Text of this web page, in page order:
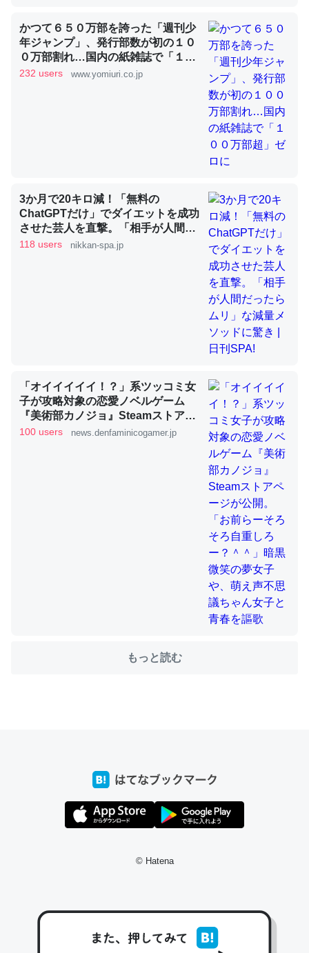
これを元に考えるとカルシウムを大量に使う脊椎動物と貝
類は苦労してるんだな…。腹足類だと殻を無くしてナメク
─ニュース :: 【研究発表】昆虫学の大問題＝「昆虫はなぜ海にいな
ウチもEchoを実家に置いて４年。でたまに覗いてる。ぼ
ちぼちRingも置こうかと画策中。あと、Googleマップで
位置情報を共有してる。電池残量や充電中かが分かるので
─たまにLINEするくらいだった遠方の父67歳と僕。ITツール導入で
コミュニケーションが劇的に変化した｜tayorini by LIFULL介護
ちょうど同じ理由でEcho Show 8を設定中でした。Prime
とかSpotifyを支払う孝行もできる。一生で親と会える残
り時間を日数にすると1週間とかの人が多いそうだけど、
それを実質100倍以上に伸ばす効果があるはず……
─たまにLINEするくらいだった遠方の父67歳と僕。ITツール導入で
コミュニケーションが劇的に変化した｜tayorini by LIFULL介護
私も3年前ぐらいに祖母の家に設置した。ポケットWifiみ
たいなのでネット環境作ったけどAlexaしか使わないので
https://toyoshi.hatenablog.com/entry/2019/05/15/1805
コミュニケーションが劇的に変化した｜tayorini by LIFULL介護
で、気になる場合はにんにくだけ加熱してから加えたりガ
─野菜が止まらなくなる南フランス発祥の万能ソース「アイオリソ
ース」の作り方をビストロ居酒屋のシェフに聞いてみた - メシ通 | ホ
スペインにもアリオリソースがあり、それも美味しいんだ
けど、読み方が違うだけで同じものを指すのか、また違う
かつて６５０万部を誇った「週刊少
年ジャンプ」、発行部数が初の１０
０万部割れ…国内の紙雑誌で「１０
０万部超」ゼロに
232 users www.yomiuri.co.jp
3か月で20キロ減！「無料の
ChatGPTだけ」でダイエットを成功
させた芸人を直撃。「相手が人間だ
ったらムリ」な減量メソッドに驚き
118 users nikkan-spa.jp
「オイイイイイ！？」系ツッコミ女
子が攻略対象の恋愛ノベルゲーム
『美術部カノジョ』Steamストアペ
ージが公開。「お前らーそろそろ自
100 users news.denfaminicogamer.jp
もっと読む
© Hatena